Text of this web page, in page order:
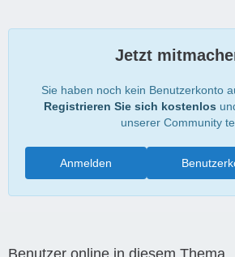
Jetzt
Sie haben noch kein Benutzerkonto
Registrieren Sie sich kostenlos
unserer Community
Anmelden
Benutzer online in diesem Thema